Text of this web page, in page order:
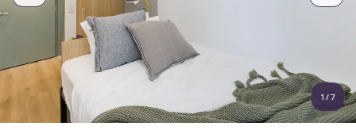
Konto Sprache
Wähle ein Land aus
Jetzt buchen
Italian
Portuguese
1 /7